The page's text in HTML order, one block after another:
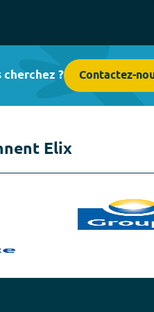
cherchez ? Contactez-
Elix